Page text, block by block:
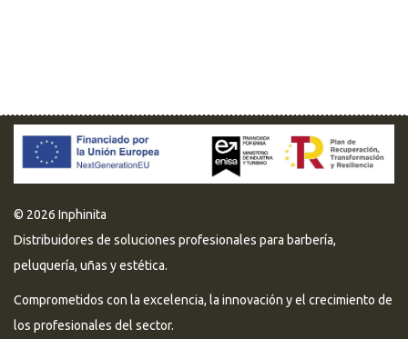
© 2026 Inphinita
Distribuidores de soluciones profesionales para barbería,
peluquería, uñas y estética.
Comprometidos con la excelencia, la innovación y el crecimiento de
los profesionales del sector.